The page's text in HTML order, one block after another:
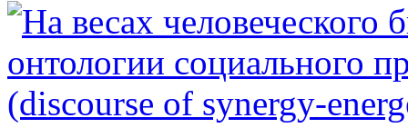
На весах человеческого
онтологии социального
(discourse of synergy-